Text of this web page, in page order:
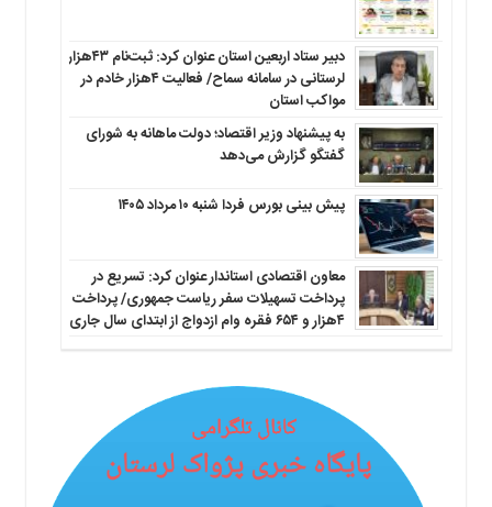
دبیر ستاد اربعین استان عنوان کرد: ثبت‌نام ۴۳هزار
لرستانی در سامانه سماح/ فعالیت ۴هزار خادم در
مواکب استان
به پیشنهاد وزیر اقتصاد؛ دولت ماهانه به شورای
گفتگو گزارش می‌دهد
پیش بینی بورس فردا شنبه ۱۰ مرداد ۱۴۰۵
معاون اقتصادی استاندار عنوان کرد: تسریع در
پرداخت تسهیلات سفر ریاست جمهوری/ پرداخت
۴هزار و ۶۵۴ فقره وام ازدواج از ابتدای سال جاری